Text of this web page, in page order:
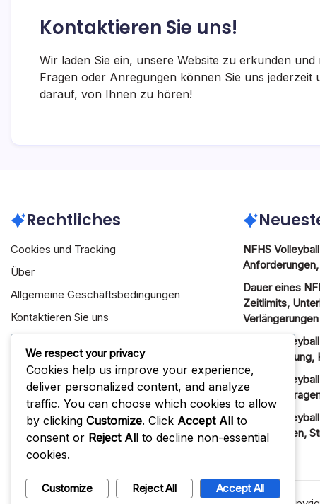
Kontaktieren Sie uns!
Wir laden Sie ein, unsere Website zu erkunden
Fragen oder Anregungen können Sie uns jederzeit
darauf, von Ihnen zu hören!
Rechtliches
Cookies und Tracking
Über
Allgemeine Geschäftsbedingungen
Kontaktieren Sie uns
Ihre Privatsphäre
NFHS
Dauer eines
Zeitlimits,
Verlängerungen
NFHS
NFHS
Dauer,
NFHS
Erwartungen,
We respect your privacy
Cookies help us improve your experience,
deliver personalized content, and analyze
traffic. You can choose which cookies to allow
by clicking Customize. Click Accept All to
consent or Reject All to decline non-essential
cookies.
Customize Reject All Accept All